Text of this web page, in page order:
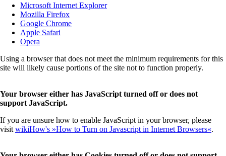
Microsoft Internet Explorer
Mozilla Firefox
Google Chrome
Apple Safari
Opera
Using a browser that does not meet the minimum requirements for this
site will likely cause portions of the site not to function properly.
Your browser either has JavaScript turned off or does not
support JavaScript.
If you are unsure how to enable JavaScript in your browser, please
visit wikiHow's »How to Turn on Javascript in Internet Browsers«.